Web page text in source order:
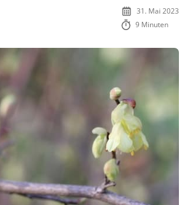
31. Mai 2023
9 Minuten